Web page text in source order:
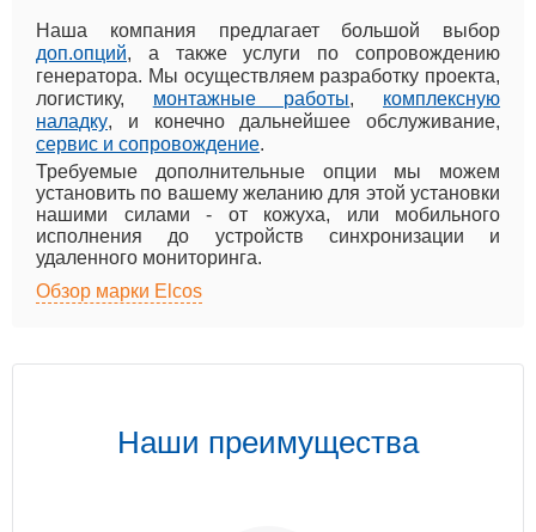
Наша компания предлагает большой выбор
доп.опций, а также услуги по сопровождению
генератора. Мы осуществляем разработку проекта,
логистику, монтажные работы, комплексную
наладку, и конечно дальнейшее обслуживание,
сервис и сопровождение.
Требуемые дополнительные опции мы можем
установить по вашему желанию для этой установки
нашими силами - от кожуха, или мобильного
исполнения до устройств синхронизации и
удаленного мониторинга.
Обзор марки Elcos
Наши преимущества